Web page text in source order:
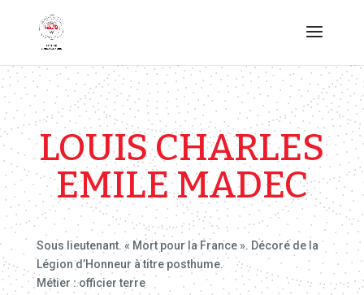
LOUIS CHARLES
EMILE MADEC
Sous lieutenant. « Mort pour la France ». Décoré de la
Légion d’Honneur à titre posthume.
Métier : officier terre